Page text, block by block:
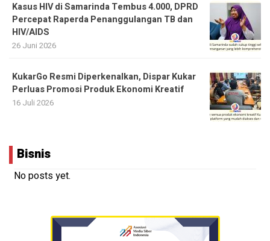
Kasus HIV di Samarinda Tembus 4.000, DPRD
Percepat Raperda Penanggulangan TB dan
HIV/AIDS
26 Juni 2026
KukarGo Resmi Diperkenalkan, Dispar Kukar
Perluas Promosi Produk Ekonomi Kreatif
16 Juli 2026
Bisnis
No posts yet.